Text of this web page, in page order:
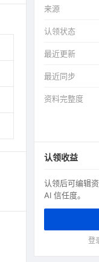
来源
认领状态
最近更新
最近同步
资料完整度
认领收益
认领后可编辑
AI 信任度。
登